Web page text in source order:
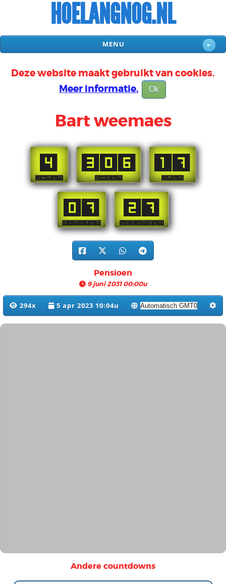
HOELANGNOG.NL
MENU
Deze website maakt gebruikt van cookies.
Meer informatie.
Ok
Bart weemaes
4
JAREN
306
DAGEN
17
UREN
07
MINUTEN
26
SECONDEN
Pensioen
9 juni 2031 00:00u
294x 5 apr 2023 10:04u
Andere countdowns